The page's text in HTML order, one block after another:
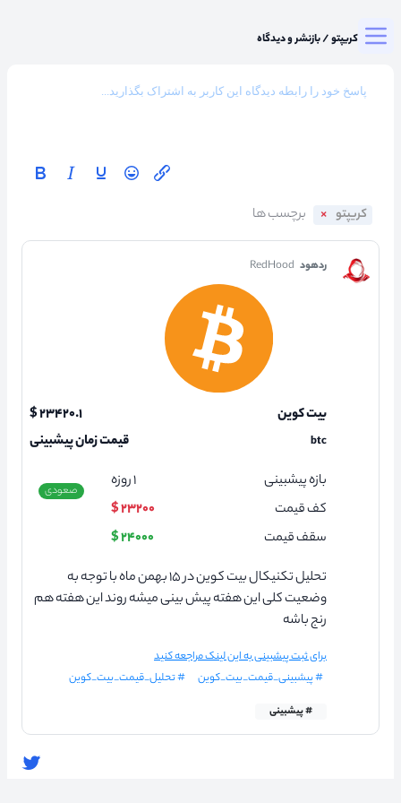
میزگرد کریپتو/بازنشر و دیدگاه
کریپتو
ردهود RedHood
بیت کوین
btc
۲۳۴۲۰.۱ $
قیمت زمان پیشبینی
بازه پیشبینی
کف قیمت
سقف قیمت
۱روزه
۲۳۲۰۰ $
۲۴۰۰۰ $
صعودی
تحلیل تکنیکال بیت کوین در ۱۵ بهمن ماه با توجه به
وضعیت کلی این هفته پیش بینی میشه روند این هفته هم
رنج باشه
برای ثبت پیشبینی به این لینک مراجعه کنید
# پیشبینی_قیمت_بیت_کوین
# تحلیل_قیمت_بیت_کوین
# پیشبینی